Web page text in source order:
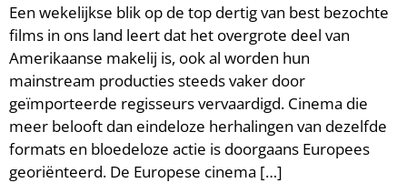
Een wekelijkse blik op de top dertig van best bezochte
films in ons land leert dat het overgrote deel van
Amerikaanse makelij is, ook al worden hun
mainstream producties steeds vaker door
geïmporteerde regisseurs vervaardigd. Cinema die
meer belooft dan eindeloze herhalingen van dezelfde
formats en bloedeloze actie is doorgaans Europees
georiënteerd. De Europese cinema […]